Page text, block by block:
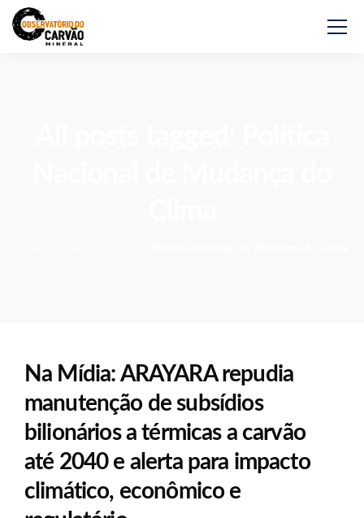
Na Mídia: ARAYARA repudia
manutenção de subsídios
bilionários a térmicas a carvão
até 2040 e alerta para impacto
climático, econômico e